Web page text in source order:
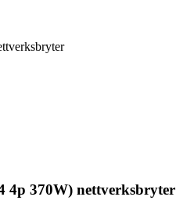
4p 370W) nettverksbryter